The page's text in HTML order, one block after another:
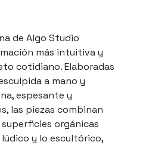
de Algo Studio
más intuitiva y
cotidiano. Elaboradas
a mano y
espesante y
las piezas combinan
orgánicas
y lo escultórico,